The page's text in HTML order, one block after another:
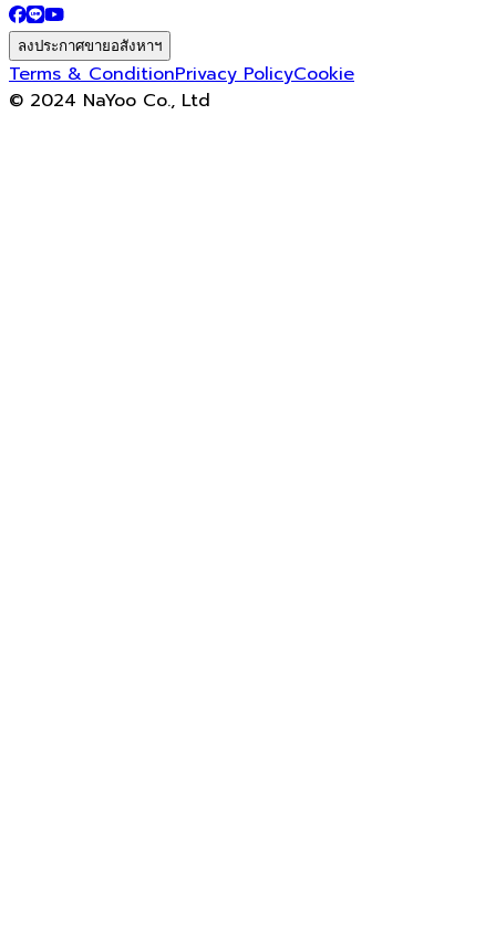
ลงประกาศขายอสังหาฯ
Terms & ConditionPrivacy PolicyCookie
© 2024 NaYoo Co., Ltd